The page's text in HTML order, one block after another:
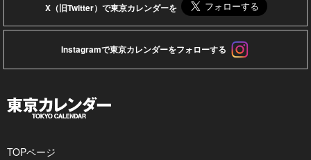
X（旧Twitter）で東京カレンダーを
Instagramで東京カレンダーをフォローする
TOPページ